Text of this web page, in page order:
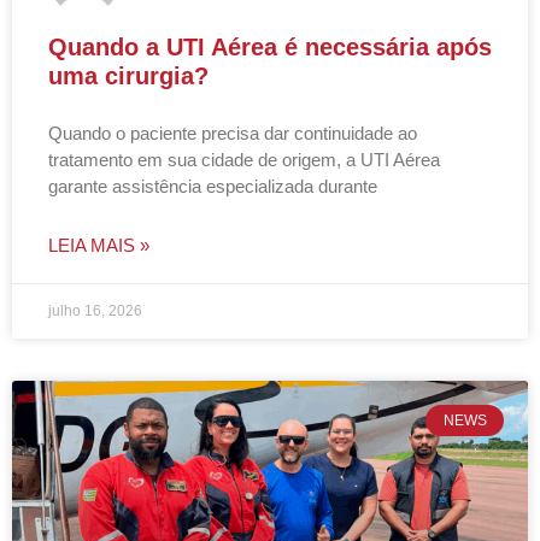
Quando a UTI Aérea é necessária após
uma cirurgia?
Quando o paciente precisa dar continuidade ao
tratamento em sua cidade de origem, a UTI Aérea
garante assistência especializada durante
LEIA MAIS »
julho 16, 2026
NEWS